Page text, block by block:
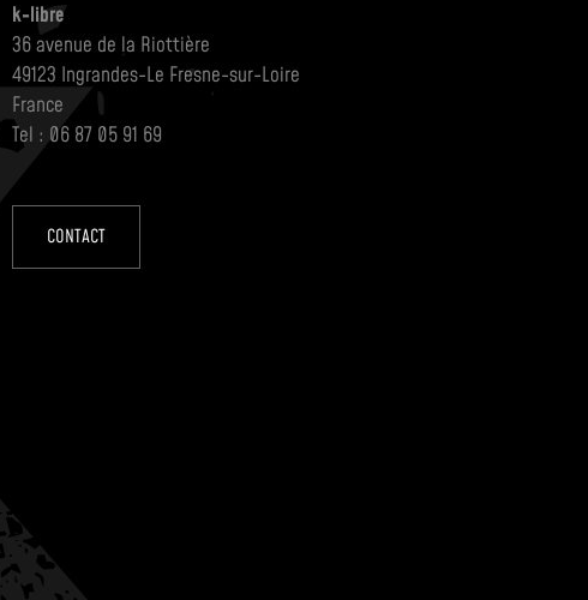
k-libre
36 avenue de la Riottière
49123 Ingrandes-Le Fresne-sur-Loire
France
Tel : 06 87 05 91 69
CONTACT